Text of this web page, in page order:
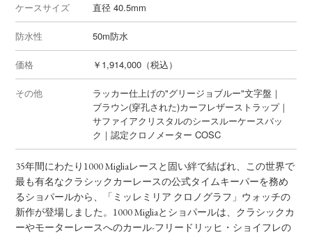
ケースサイズ 直径 40.5mm
防水性 50m防水
価格 ￥1,914,000（税込）
その他
ラッカー仕上げの"グリージョブルー"文字盤｜
ブラウン(穿孔された)カーフレザーストラップ｜
サファイアクリスタルのシースルーケースバッ
ク｜認定クロノメーター COSC
35年間にわたり1000 Migliaレースと固い絆で結ばれ、この世界で
最も有名なクラシックカーレースの公式タイムキーパーを務め
るショパールから、「ミッレミリア クロノグラフ」ウォッチの
新作が登場しました。1000 Migliaとショパールは、クラシックカ
ーやモーターレースへのカール-フリードリッヒ・ショイフレの